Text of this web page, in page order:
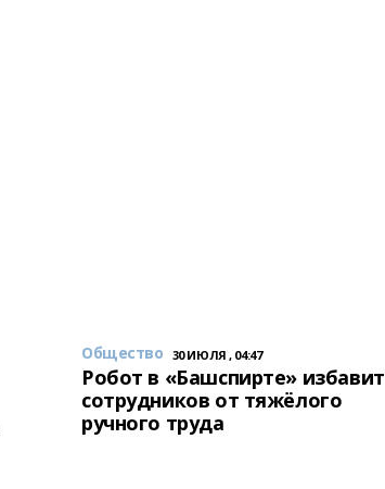
Общество 30 ИЮЛЯ , 04:47
Робот в «Башспирте» избавит
сотрудников от тяжёлого
ручного труда